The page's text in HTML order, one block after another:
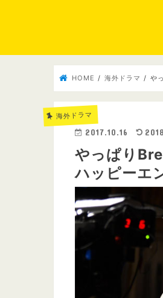
HOME 海外ドラマ や
海外ドラマ
2017.10.16
やっぱり
ハッピーエ